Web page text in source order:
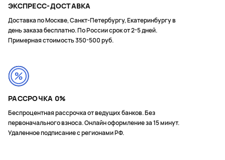
ЭКСПРЕСС-ДОСТАВКА
Доставка по Москве, Санкт-Петербургу, Екатеринбургу в
день заказа бесплатно. По России срок от 2-5 дней.
Примерная стоимость 350-500 руб.
РАССРОЧКА 0%
Беспроцентная рассрочка от ведущих банков. Без
первоначального взноса. Онлайн оформление за 15 минут.
Удаленное подписание с регионами РФ.